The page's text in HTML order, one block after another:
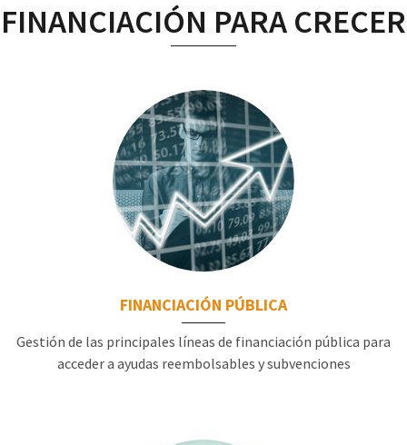
FINANCIACIÓN PARA CRECER
FINANCIACIÓN PÚBLICA
Gestión de las principales líneas de financiación pública para
acceder a ayudas reembolsables y subvenciones